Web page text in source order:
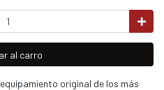
al carro
original de los más